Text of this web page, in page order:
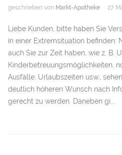
geschrieben von Markt-Apotheke 27.
Liebe Kunden, bitte haben Sie
in einer Extremsituation befinden:
auch Sie zur Zeit haben, wie z. B.
Kinderbetreuungsmöglichkeiten,
Ausfälle, Urlaubszeiten usw.,
deutlich höheren Wunsch nach
gerecht zu werden. Daneben gi...